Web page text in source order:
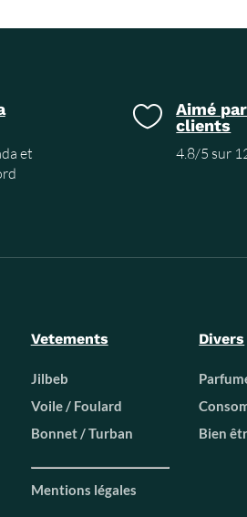
et

Aimé
clients
4.8/5 sur
Vetements
Jilbeb
Voile / Foulard
Bonnet / Turban
Mentions légales
Divers
Bien